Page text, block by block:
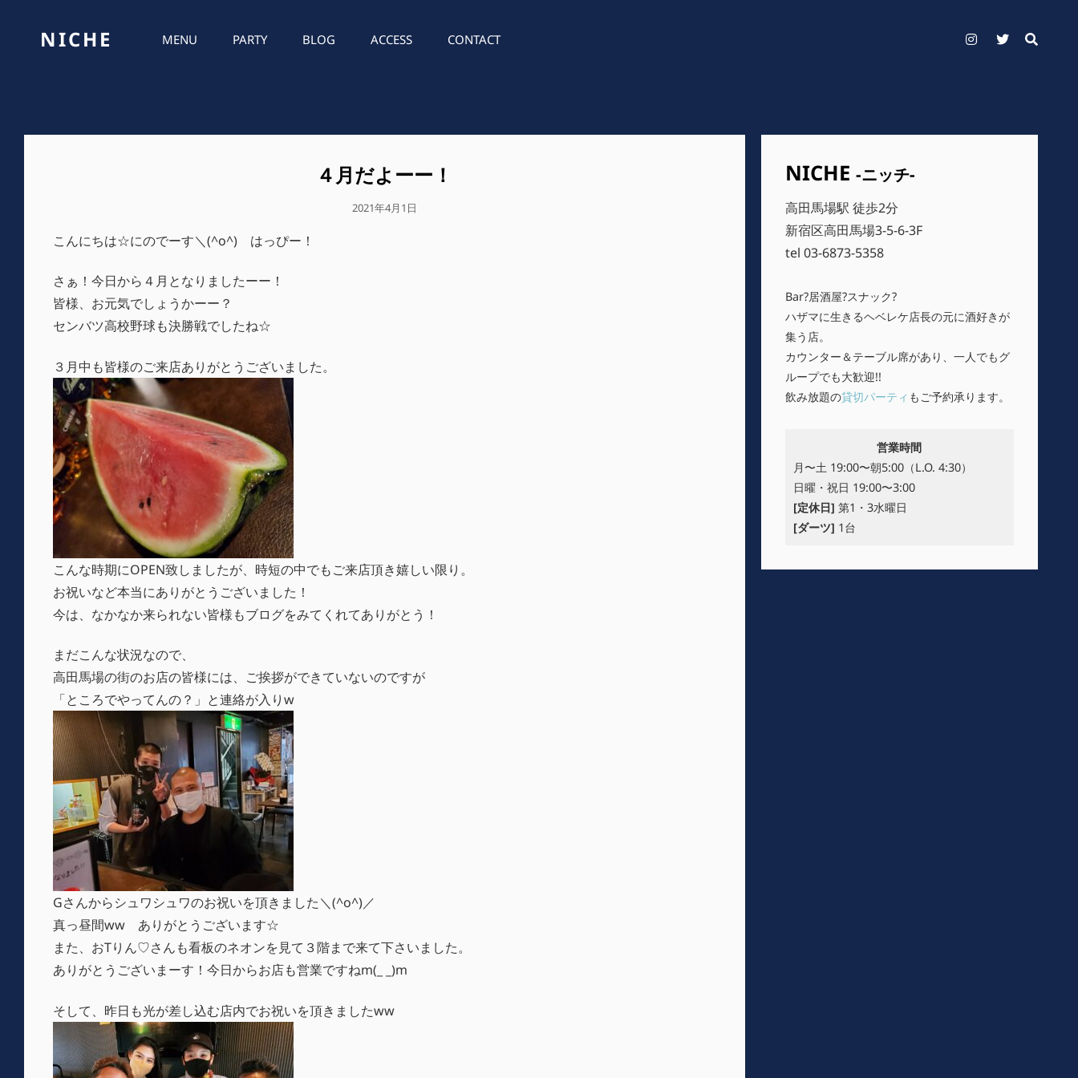
NICHE MENU PARTY BLOG ACCESS CONTACT Instagram
Twitter
４月だよーー！
公
2021年4月1日
こんにちは☆にのでーす＼(^o^) はっぴー！
さぁ！今日から４月となりましたーー！
皆様、お元気でしょうかーー？
センバツ高校野球も決勝戦でしたね☆
３月中も皆様のご来店ありがとうございました。
こんな時期にOPEN致しましたが、時短の中でもご来店頂き嬉しい限り。
お祝いなど本当にありがとうございました！
今は、なかなか来られない皆様もブログをみてくれてありがとう！
まだこんな状況なので、
高田馬場の街のお店の皆様には、ご挨拶ができていないのですが
「ところでやってんの？」と連絡が入りw
Gさんからシュワシュワのお祝いを頂きました＼(^o^)／
真っ昼間ww ありがとうございます☆
また、おTりん♡さんも看板のネオンを見て３階まで来て下さいました。
ありがとうございまーす！今日からお店も営業ですねm(_ _)m
そして、昨日も光が差し込む店内でお祝いを頂きましたww
NICHE -ニッチ-
高田馬場駅 徒歩2分
新宿区高田馬場3-5-6-3F
tel 03-6873-5358
Bar?居酒屋?スナック?
ハザマに生きるヘベレケ店長の元に酒好きが
集う店。
カウンター＆テーブル席があり、一人でもグ
ループでも大歓迎!!
飲み放題の貸切パーティ もご予約承ります。
営業時間
月〜土 19:00〜朝5:00（L.O. 4:30）
日曜・祝日 19:00〜3:00
[定休日] 第1・3水曜日
[ダーツ] 1台